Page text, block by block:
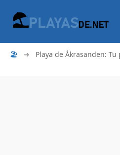
🏖 ➜ Playa de Åkrasanden: Tu